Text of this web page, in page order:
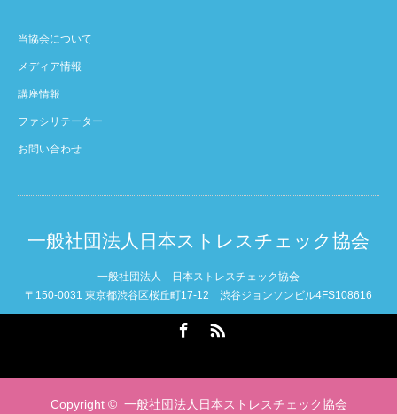
当協会について
メディア情報
講座情報
ファシリテーター
お問い合わせ
一般社団法人日本ストレスチェック協会
一般社団法人 日本ストレスチェック協会
〒150-0031 東京都渋谷区桜丘町17-12 渋谷ジョンソンビル4FS108616
Copyright © 一般社団法人日本ストレスチェック協会